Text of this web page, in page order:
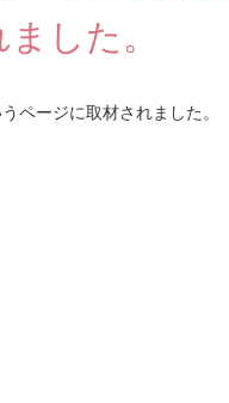
した。
ページに取材されました。